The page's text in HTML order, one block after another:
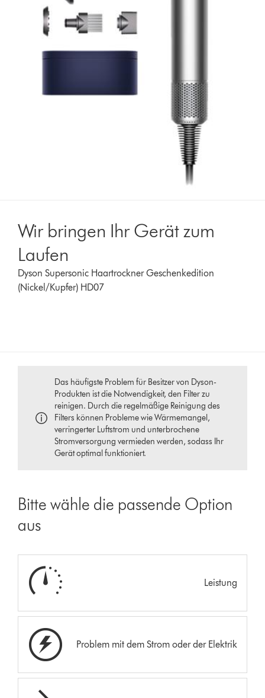
Wir bringen Ihr Gerät zum
Laufen
Dyson Supersonic Haartrockner Geschenkedition
(Nickel/Kupfer) HD07
Das häufigste Problem für Besitzer von Dyson-
Produkten ist die Notwendigkeit, den Filter zu
reinigen. Durch die regelmäßige Reinigung des
Filters können Probleme wie Wärmemangel,
verringerter Luftstrom und unterbrochene
Stromversorgung vermieden werden, sodass Ihr
Gerät optimal funktioniert.
Bitte wähle die passende Option
aus
Leistung
Problem mit dem Strom oder der Elektrik